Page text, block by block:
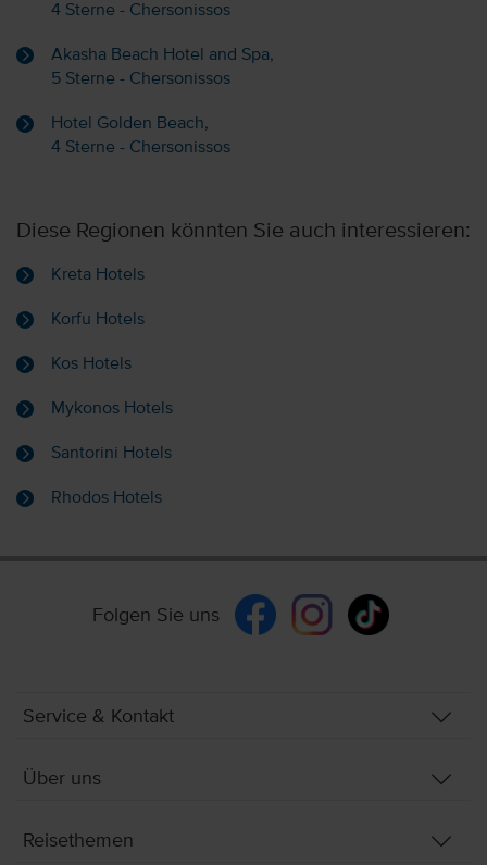
4 Sterne - Chersonissos
Akasha Beach Hotel and Spa,
5 Sterne - Chersonissos
Hotel Golden Beach,
4 Sterne - Chersonissos
Diese Regionen könnten Sie auch interessieren:
Kreta Hotels
Korfu Hotels
Kos Hotels
Mykonos Hotels
Santorini Hotels
Rhodos Hotels
Folgen Sie uns
Service & Kontakt
Über uns
Reisethemen